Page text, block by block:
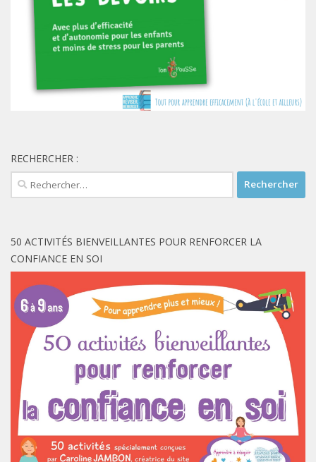
RECHERCHER :
Rechercher :
50 ACTIVITÉS BIENVEILLANTES POUR RENFORCER LA
CONFIANCE EN SOI